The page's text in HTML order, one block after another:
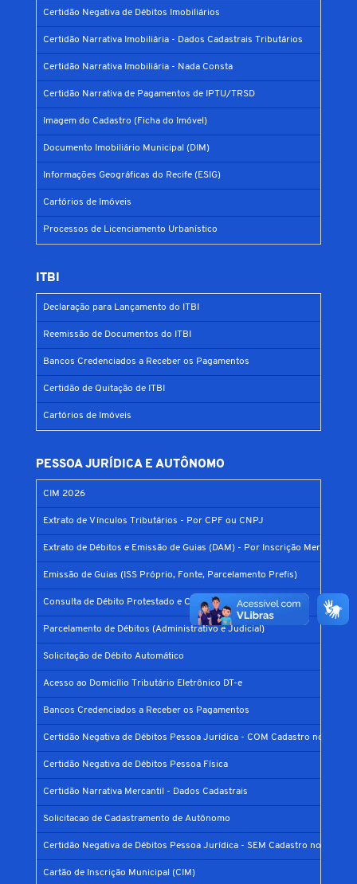
Certidão Negativa de Débitos Imobiliários
Certidão Narrativa Imobiliária - Dados Cadastrais Tributários
Certidão Narrativa Imobiliária - Nada Consta
Certidão Narrativa de Pagamentos de IPTU/TRSD
Imagem do Cadastro (Ficha do Imóvel)
Documento Imobiliário Municipal (DIM)
Informações Geográficas do Recife (ESIG)
Cartórios de Imóveis
Processos de Licenciamento Urbanístico
ITBI
Declaração para Lançamento do ITBI
Reemissão de Documentos do ITBI
Bancos Credenciados a Receber os Pagamentos
Certidão de Quitação de ITBI
Cartórios de Imóveis
PESSOA JURÍDICA E AUTÔNOMO
CIM 2026
Extrato de Vínculos Tributários - Por CPF ou CNPJ
Extrato de Débitos e Emissão de Guias (DAM) - Por Inscrição Mercantil
Emissão de Guias (ISS Próprio, Fonte, Parcelamento Prefis)
Consulta de Débito Protestado e CDA
Parcelamento de Débitos (Administrativo e Judicial)
Solicitação de Débito Automático
Acesso ao Domicílio Tributário Eletrônico DT-e
Bancos Credenciados a Receber os Pagamentos
Certidão Negativa de Débitos Pessoa Jurídica - COM Cadastro no
Certidão Negativa de Débitos Pessoa Física
Certidão Narrativa Mercantil - Dados Cadastrais
Solicitacao de Cadastramento de Autônomo
Certidão Negativa de Débitos Pessoa Jurídica - SEM Cadastro no
Cartão de Inscrição Municipal (CIM)